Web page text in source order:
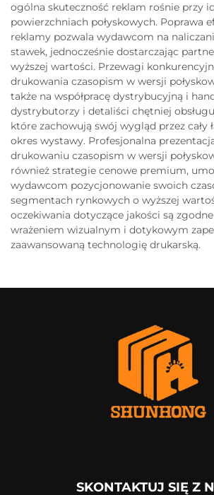
ogólna skuteczność reklam rośnie przy
powierzchniach połyskowych. Poprawa
reklamy pozwala wydawcom na
stawek, jednocześnie dostarczając
wyższej wartości. Przewagi
drukowania czasopism w wersji
także na współpracę dystrybucyjną i
dystrybutorzy i detaliści chętniej
które zachowują swój wygląd przez cały
okres wystawy. Profesjonalna
drukowaniu czasopism w wersji
również strategie cenowe premium,
wydawcom pozycjonowanie swoich
segmentach rynkowych o wyższej
oczekiwania dotyczące jakości są
wrażeniem wizualnym i dotykowym
zaawansowaną technologię drukarską.
SKONTAKTUJ SIĘ Z